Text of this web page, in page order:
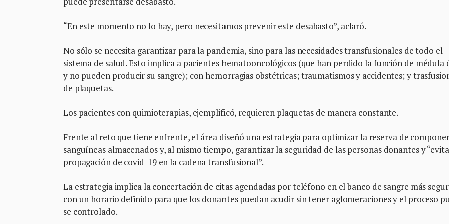
“En este momento no lo hay, pero necesitamos prevenir este desabasto”, aclaró.
No sólo se necesita garantizar para la pandemia, sino para las necesidades transfusionales de todo el
sistema de salud. Esto implica a pacientes hematooncológicos (que han perdido la función de médula
y no pueden producir su sangre); con hemorragias obstétricas; traumatismos y accidentes; y
de plaquetas.
Los pacientes con quimioterapias, ejemplificó, requieren plaquetas de manera constante.
Frente al reto que tiene enfrente, el área diseñó una estrategia para optimizar la reserva de
sanguíneas almacenados y, al mismo tiempo, garantizar la seguridad de las personas donantes y
propagación de covid-19 en la cadena transfusional”.
La estrategia implica la concertación de citas agendadas por teléfono en el banco de sangre más
con un horario definido para que los donantes puedan acudir sin tener aglomeraciones y el proceso
se controlado.